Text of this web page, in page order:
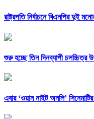
রাষ্ট্রপতি নির্বাচনে বিএনপির দুই
শুরু হচ্ছে তিন দিনব্যাপী চলচ্চিত্র
এবার ‘ওয়ান নাইট অনলি’